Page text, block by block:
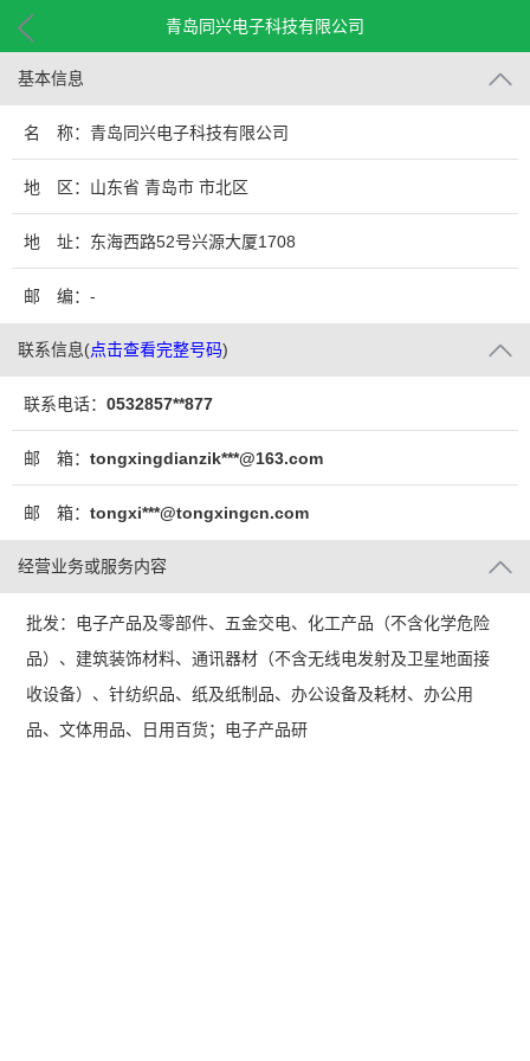
青岛同兴电子科技有限公司
基本信息
名 称：青岛同兴电子科技有限公司
地 区：山东省 青岛市 市北区
地 址：东海西路52号兴源大厦1708
邮 编：-
联系信息(点击查看完整号码)
联系电话： 0532857**877
邮 箱： tongxingdianzik***@163.com
邮 箱： tongxi***@tongxingcn.com
经营业务或服务内容
批发：电子产品及零部件、五金交电、化工产品（不含化学危险
品）、建筑装饰材料、通讯器材（不含无线电发射及卫星地面接
收设备）、针纺织品、纸及纸制品、办公设备及耗材、办公用
品、文体用品、日用百货；电子产品研